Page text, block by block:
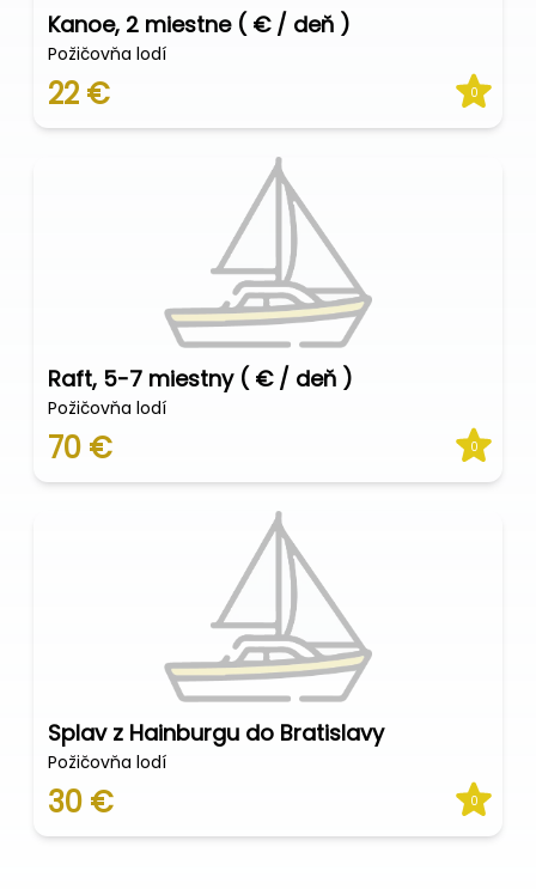
Kanoe, 2 miestne ( € / deň )
Požičovňa lodí
22 € 0
Raft, 5-7 miestny ( € / deň )
Požičovňa lodí
70 € 0
Splav z Hainburgu do Bratislavy
Požičovňa lodí
30 € 0